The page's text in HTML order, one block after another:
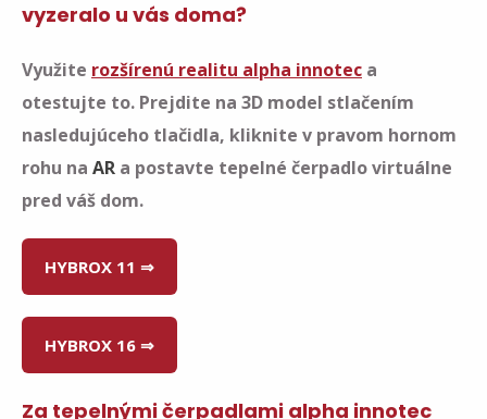
vyzeralo u vás doma?
Využite rozšírenú realitu alpha innotec a
otestujte to. Prejdite na 3D model stlačením
nasledujúceho tlačidla, kliknite v pravom hornom
rohu na AR a postavte tepelné čerpadlo virtuálne
pred váš dom.
HYBROX 11 ⇒
HYBROX 16 ⇒
Za tepelnými čerpadlami alpha innotec